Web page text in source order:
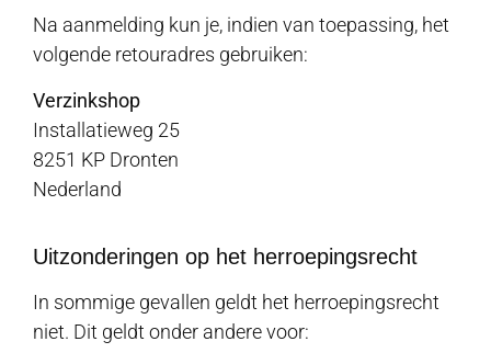
Na aanmelding kun je, indien van toepassing, het
volgende retouradres gebruiken:
Verzinkshop
Installatieweg 25
8251 KP Dronten
Nederland
Uitzonderingen op het herroepingsrecht
In sommige gevallen geldt het herroepingsrecht
niet. Dit geldt onder andere voor: